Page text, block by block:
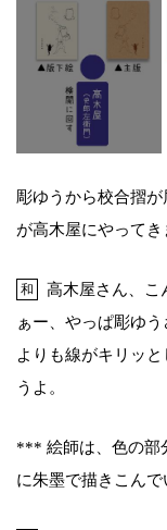
彫ゆうから校合摺
が高木屋にやってき
和
高木屋さん、
ぁー、やっぱ彫ゆ
よりも線がキリッ
うよ。
*** 絵師は、色の部
に朱墨で描きこんで